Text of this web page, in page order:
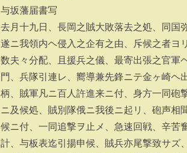
与坂藩届書写
去月十九日、長岡之賊大敗落去之処、同国
遂ニ我領内ヘ侵入之企有之由、斥候之者ヨ
数夫々分配、且援兵之儀、最寄出張之官軍
門、兵隊引連レ、嚮導兼先鋒ニテ金ヶ崎ヘ
柄、賊軍凡ニ百人許進来ニ付、身方一同砲
ニ及候処、賊別隊俄ニ我後ニ起リ、砲声相
候ニ付、一同追撃ヲ止メ、急速回戦、辛苦
計、与板表迄引揚申候、賊兵亦尾撃致サズ